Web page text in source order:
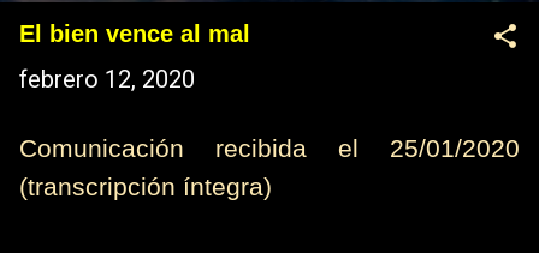
El bien vence al mal
febrero 12, 2020
Comunicación recibida el 25/01/2020
(transcripción íntegra)